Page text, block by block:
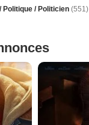
Politique / Politicien (551)